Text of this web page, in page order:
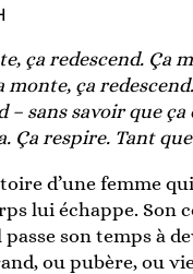
ça redescend. Ça
monte, ça
– sans savoir que
Ça respire. Tant
d’une femme
lui échappe. Son
son temps à
ou pubère, ou